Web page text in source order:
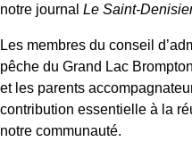
notre journal Le Saint-
Les membres du conseil
pêche du Grand Lac
et les parents
contribution essentielle à la
notre communauté.